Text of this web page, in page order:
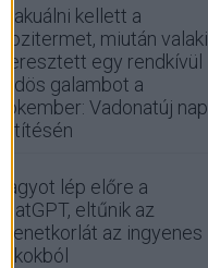
Evakuálni kellett a
mozitermet, miután valaki
eleresztett egy rendkívül
büdös galambot a
Pókember: Vadonatúj nap
vetítésén
Nagyot lép előre a
ChatGPT, eltűnik az
üzenetkorlát az ingyenes
fiókokból